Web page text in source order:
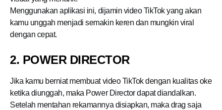
Menggunakan aplikasi ini, dijamin video TikTok yang akan
kamu unggah menjadi semakin keren dan mungkin viral
dengan cepat.
2. POWER DIRECTOR
Jika kamu berniat membuat video TikTok dengan kualitas oke
ketika diunggah, maka Power Director dapat diandalkan.
Setelah mentahan rekamannya disiapkan, maka drag saja